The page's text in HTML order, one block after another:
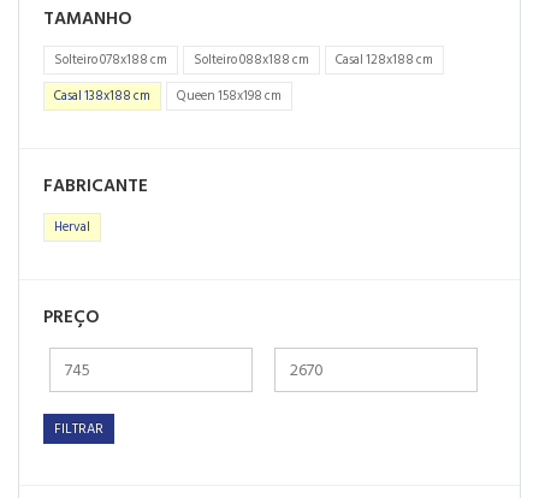
TAMANHO
Solteiro 078x188 cm Solteiro 088x188 cm
Casal 128x188 cm
Casal 138x188 cm
Queen 158x198 cm
FABRICANTE
Herval
PREÇO
FILTRAR